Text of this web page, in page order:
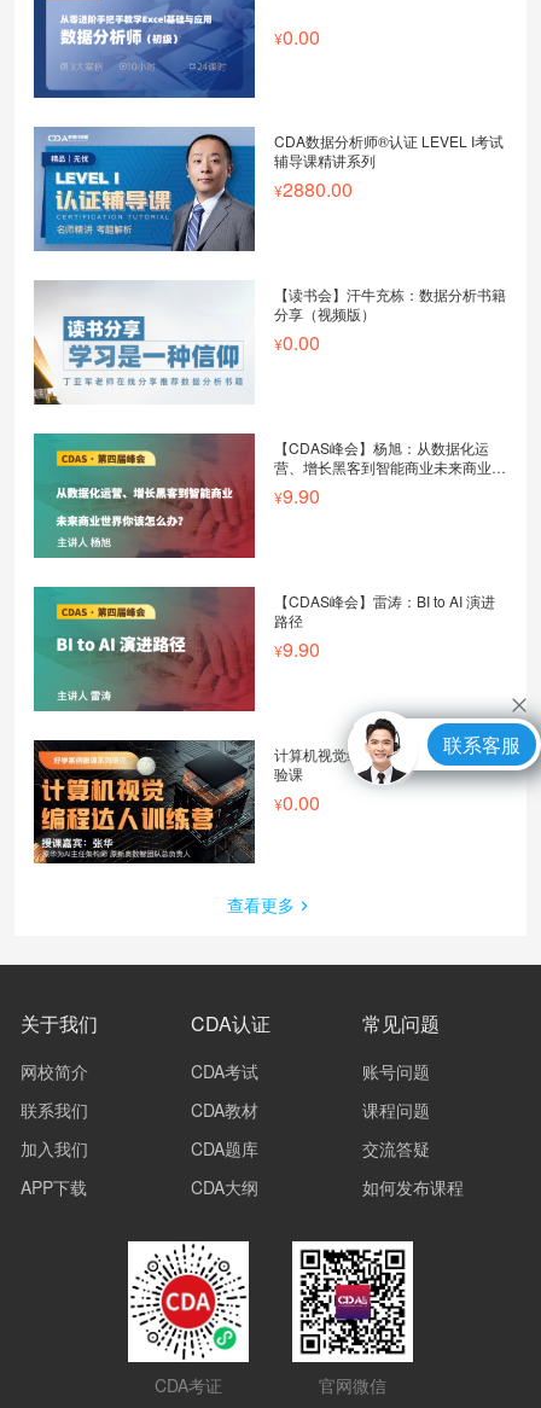
0.00
CDA数据分析师®认证 LEVEL I考试
辅导课精讲系列
2880.00
【读书会】汗牛充栋：数据分析书籍
分享（视频版）
0.00
【CDAS峰会】杨旭：从数据化运
营、增长黑客到智能商业未来商业世
界你该怎么办？
9.90
【CDAS峰会】雷涛：BI to AI 演进
路径
9.90
计算机视觉编程达人训练营-直播体
验课
0.00
查看更多
关于我们
网校简介
联系我们
加入我们
APP下载
CDA认证
CDA考试
CDA教材
CDA题库
CDA大纲
常见问题
账号问题
课程问题
交流答疑
如何发布课程
CDA考证 官网微信
联系客服